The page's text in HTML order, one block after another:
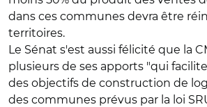
dans ces communes devra être
territoires.
Le Sénat s'est aussi félicité que la
plusieurs de ses apports "qui
des objectifs de construction de
des communes prévus par la loi